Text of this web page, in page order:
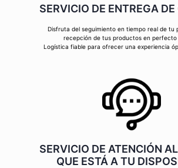
SERVICIO DE ENTREGA
Disfruta del seguimiento en tiempo real de tu
recepción de tus productos en perfecto
Logística fiable para ofrecer una experiencia
SERVICIO DE ATENCIÓN
QUE ESTÁ A TU